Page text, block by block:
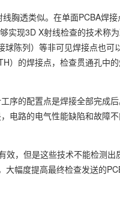
胸透类似。在单面PCBA焊
实现3D X射线检查的技术称
陈列）等非可见焊接点也
）的焊接点，检查贯通孔中
序的配置点是焊接全部完成
电路的电气性能缺陷和故障
，但是这些技术不能检测
幅度提高最终检查发送的